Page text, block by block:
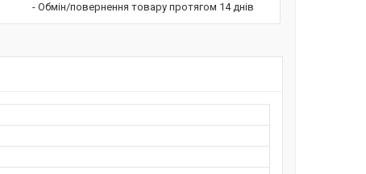
- Обмін/повернення товару протягом 14 днів